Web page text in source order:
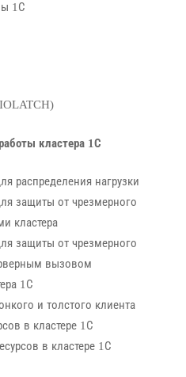
1С
кластера 1С
распределения нагрузки
защиты от чрезмерного
кластера
защиты от чрезмерного
вызовом
1С
и толстого клиента
в кластере 1С
в кластере 1С